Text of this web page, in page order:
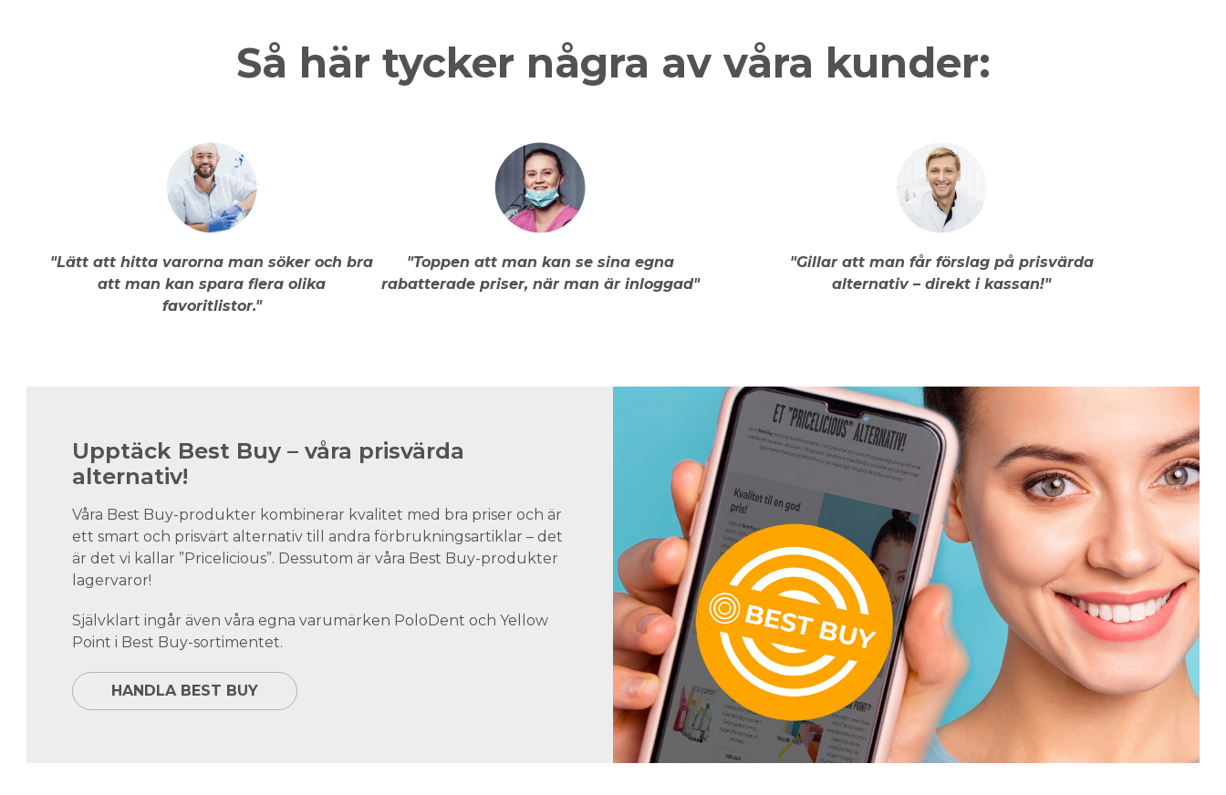
Så här tycker några av våra kunder:
"Lätt att hitta varorna man söker och bra
att man kan spara flera olika
favoritlistor."
"Toppen att man kan se sina egna
rabatterade priser, när man är inloggad"
"Gillar att man får förslag på prisvärda
alternativ – direkt i kassan!"
Upptäck Best Buy – våra prisvärda
alternativ!
Våra Best Buy-produkter kombinerar kvalitet med bra priser och är
ett smart och prisvärt alternativ till andra förbrukningsartiklar – det
är det vi kallar ”Pricelicious”. Dessutom är våra Best Buy-produkter
lagervaror!
Självklart ingår även våra egna varumärken PoloDent och Yellow
Point i Best Buy-sortimentet.
HANDLA BEST BUY